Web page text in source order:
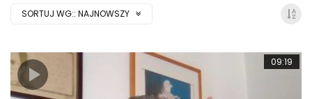
SORTUJ WG:: NAJNOWSZY
09:19